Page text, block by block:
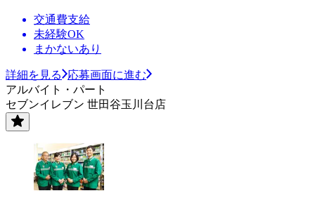
交通費支給
未経験OK
まかないあり
詳細を見る
応募画面に進む
アルバイト・パート
セブンイレブン 世田谷玉川台店